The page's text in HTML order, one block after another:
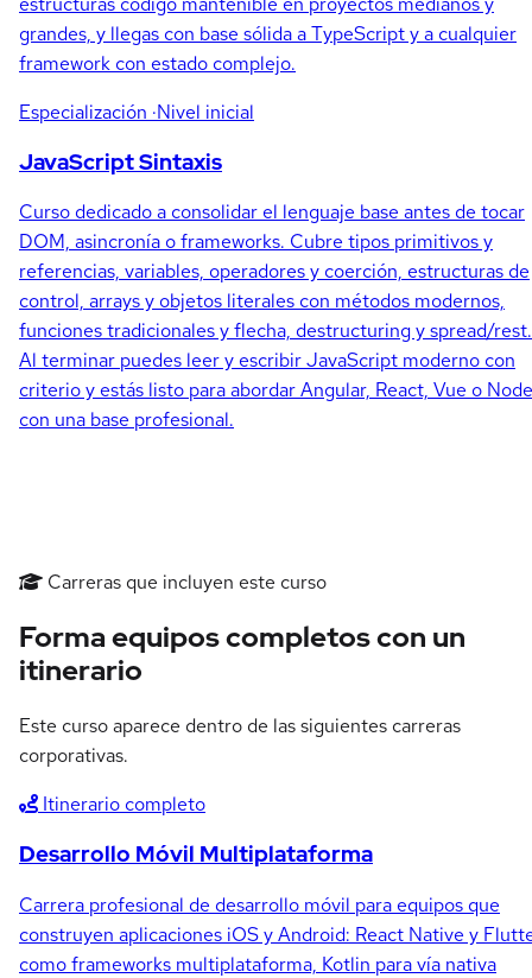
grandes, y llegas con base sólida a TypeScript y a cualquier
framework con estado complejo.
Especialización ·Nivel inicial
JavaScript Sintaxis
Curso dedicado a consolidar el lenguaje base antes de tocar
DOM, asincronía o frameworks. Cubre tipos primitivos y
referencias, variables, operadores y coerción, estructuras de
control, arrays y objetos literales con métodos modernos,
funciones tradicionales y flecha, destructuring y spread/rest.
Al terminar puedes leer y escribir JavaScript moderno con
criterio y estás listo para abordar Angular, React, Vue o
con una base profesional.
Carreras que incluyen este curso
Forma equipos completos con un
itinerario
Este curso aparece dentro de las siguientes carreras
corporativas.
Itinerario completo
Desarrollo Móvil Multiplataforma
Carrera profesional de desarrollo móvil para equipos que
construyen aplicaciones iOS y Android: React Native y
como frameworks multiplataforma, Kotlin para vía nativa